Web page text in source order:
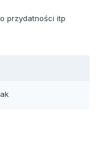
przydatności itp